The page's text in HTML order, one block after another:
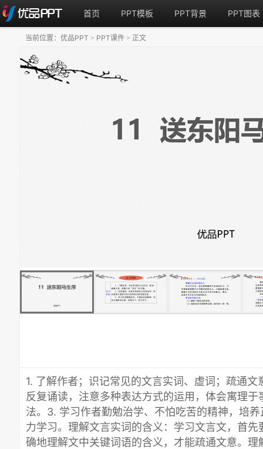
首页 PPT模板 PPT背景 PPT图表
1. 了解作者；识记常见的文言实词、虚词；疏通文
反复诵读，注意多种表达方式的运用，体会寓理
法。3. 学习作者勤勉治学、不怕吃苦的精神，培
力学习。理解文言实词的含义：学习文言文，首
确地理解文中关键词语的含义，才能疏通文意。
当前位置： 优品PPT > PPT课件 > 正文